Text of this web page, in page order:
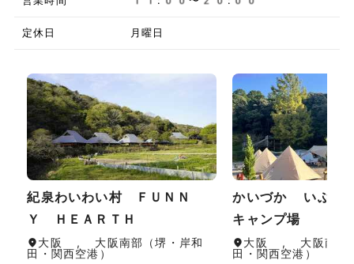
定休日 月曜日
紀泉わいわい村 ＦＵＮＮ
Ｙ ＨＥＡＲＴＨ
大阪 , 大阪南部（堺・岸和
田・関西空港）
かいづか いぶき
キャンプ場
大阪 , 大阪南部
田・関西空港）